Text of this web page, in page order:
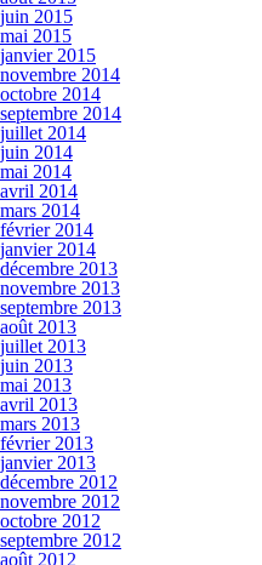
juin 2015
mai 2015
janvier 2015
novembre 2014
octobre 2014
septembre 2014
juillet 2014
juin 2014
mai 2014
avril 2014
mars 2014
février 2014
janvier 2014
décembre 2013
novembre 2013
septembre 2013
août 2013
juillet 2013
juin 2013
mai 2013
avril 2013
mars 2013
février 2013
janvier 2013
décembre 2012
novembre 2012
octobre 2012
septembre 2012
août 2012